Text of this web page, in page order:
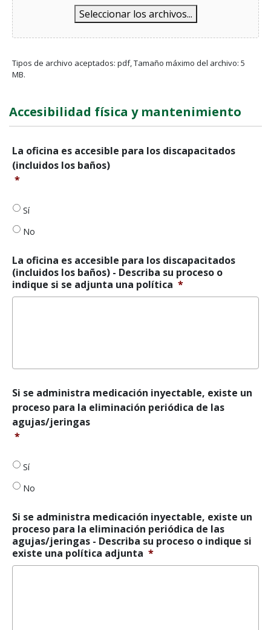
Seleccionar los archivos...
Tipos de archivo aceptados: pdf, Tamaño máximo del archivo: 5
MB.
Accesibilidad física y mantenimiento
La
oficina
es
discapacitados
(incluidos
los
La oficina es accesible para los discapacitados
(incluidos los baños)
*
Sí
No
La oficina es accesible para los discapacitados
(incluidos los baños) - Describa su proceso o
indique si se adjunta una política *
Si
se
administra
medicación
inyectable,
un
para
eliminación
periódica
de
agujas
y
Si se administra medicación inyectable, existe un
proceso para la eliminación periódica de las
agujas/jeringas
*
Sí
No
Si se administra medicación inyectable, existe un
proceso para la eliminación periódica de las
agujas/jeringas - Describa su proceso o indique si
existe una política adjunta *